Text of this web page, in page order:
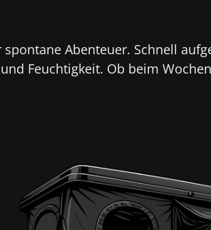
Abenteuer. Schnell
Feuchtigkeit. Ob beim